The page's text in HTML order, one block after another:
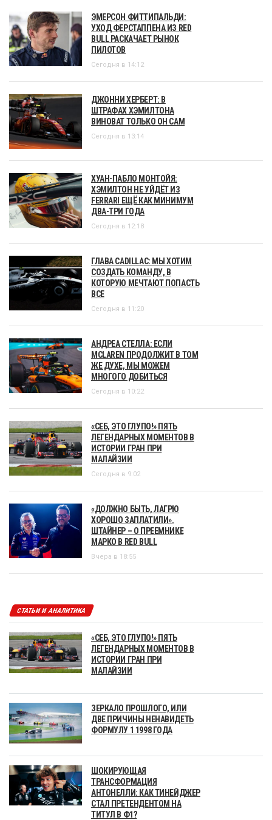
ЭМЕРСОН ФИТТИПАЛЬДИ:
УХОД ФЕРСТАППЕНА ИЗ RED
BULL РАСКАЧАЕТ РЫНОК
ПИЛОТОВ
Сегодня в 14:12
ДЖОННИ ХЕРБЕРТ: В
ШТРАФАХ ХЭМИЛТОНА
ВИНОВАТ ТОЛЬКО ОН САМ
Сегодня в 13:14
ХУАН-ПАБЛО МОНТОЙЯ:
ХЭМИЛТОН НЕ УЙДЁТ ИЗ
FERRARI ЕЩЁ КАК МИНИМУМ
ДВА-ТРИ ГОДА
Сегодня в 12:18
ГЛАВА CADILLAC: МЫ ХОТИМ
СОЗДАТЬ КОМАНДУ, В
КОТОРУЮ МЕЧТАЮТ ПОПАСТЬ
ВСЕ
Сегодня в 11:20
АНДРЕА СТЕЛЛА: ЕСЛИ
MCLAREN ПРОДОЛЖИТ В ТОМ
ЖЕ ДУХЕ, МЫ МОЖЕМ
МНОГОГО ДОБИТЬСЯ
Сегодня в 10:22
«СЕБ, ЭТО ГЛУПО!» ПЯТЬ
ЛЕГЕНДАРНЫХ МОМЕНТОВ В
ИСТОРИИ ГРАН ПРИ
МАЛАЙЗИИ
Сегодня в 9:02
«ДОЛЖНО БЫТЬ, ЛАГРЮ
ХОРОШО ЗАПЛАТИЛИ».
ШТАЙНЕР – О ПРЕЕМНИКЕ
МАРКО В RED BULL
Вчера в 18:55
СТАТЬИ И АНАЛИТИКА
«СЕБ, ЭТО ГЛУПО!» ПЯТЬ
ЛЕГЕНДАРНЫХ МОМЕНТОВ В
ИСТОРИИ ГРАН ПРИ
МАЛАЙЗИИ
ЗЕРКАЛО ПРОШЛОГО, ИЛИ
ДВЕ ПРИЧИНЫ НЕНАВИДЕТЬ
ФОРМУЛУ 1 1998 ГОДА
ШОКИРУЮЩАЯ
ТРАНСФОРМАЦИЯ
АНТОНЕЛЛИ: КАК ТИНЕЙДЖЕР
СТАЛ ПРЕТЕНДЕНТОМ НА
ТИТУЛ В Ф1?